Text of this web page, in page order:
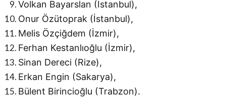
Volkan Bayarslan (İstanbul),
Onur Özütoprak (İstanbul),
Melis Özçiğdem (İzmir),
Ferhan Kestanlıoğlu (İzmir),
Sinan Dereci (Rize),
Erkan Engin (Sakarya),
Bülent Birincioğlu (Trabzon).